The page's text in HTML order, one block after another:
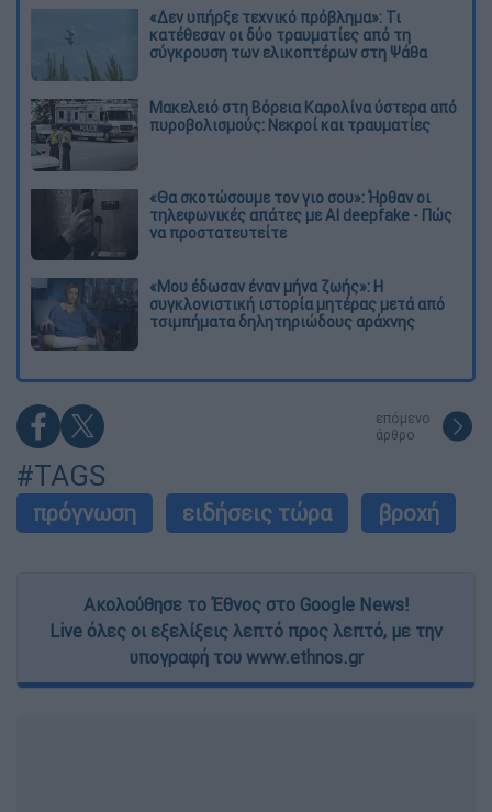
«Δεν υπήρξε τεχνικό πρόβλημα»: Τι
κατέθεσαν οι δύο τραυματίες από τη
σύγκρουση των ελικοπτέρων στη Ψάθα
Μακελειό στη Βόρεια Καρολίνα ύστερα από
πυροβολισμούς: Νεκροί και τραυματίες
«Θα σκοτώσουμε τον γιο σου»: Ήρθαν οι
τηλεφωνικές απάτες με AI deepfake - Πώς
να προστατευτείτε
«Μου έδωσαν έναν μήνα ζωής»: Η
συγκλονιστική ιστορία μητέρας μετά από
τσιμπήματα δηλητηριώδους αράχνης
επόμενο
άρθρο
#TAGS
πρόγνωση ειδήσεις τώρα βροχή
Ακολούθησε το Έθνος στο Google News!
Live όλες οι εξελίξεις λεπτό προς λεπτό, με την
υπογραφή του www.ethnos.gr